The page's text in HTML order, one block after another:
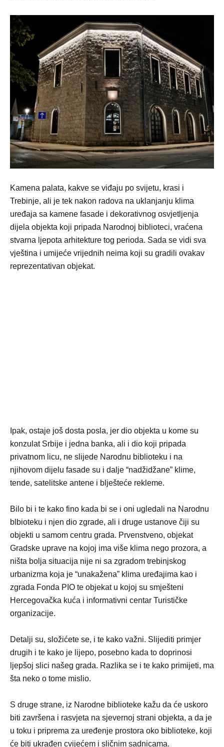
Kamena palata, kakve se viđaju po svijetu, krasi i
Trebinje, ali je tek nakon radova na uklanjanju klima
uređaja sa kamene fasade i dekorativnog osvjetljenja
dijela objekta koji pripada Narodnoj biblioteci, vraćena
stvarna ljepota arhitekture tog perioda. Sada se vidi sva
vještina i umijeće vrijednih neima koji su gradili ovakav
reprezentativan objekat.
Ipak, ostaje još dosta posla, jer dio objekta u kome su
konzulat Srbije i jedna banka, ali i dio koji pripada
privatnom licu, ne slijede Narodnu biblioteku i na
njihovom dijelu fasade su i dalje “nadžidžane” klime,
tende, satelitske antene i blješteće rekleme.
Bilo bi i te kako fino kada bi se i oni ugledali na Narodnu
blbioteku i njen dio zgrade, ali i druge ustanove čiji su
objekti u samom centru grada. Prvenstveno, objekat
Gradske uprave na kojoj ima više klima nego prozora, a
ništa bolja situacija nije ni sa zgradom trebinjskog
urbanizma koja je “unakažena” klima uređajima kao i
zgrada Fonda PIO te objekat u kojoj su smješteni
Hercegovačka kuća i informativni centar Turističke
organizacije.
Detalji su, složićete se, i te kako važni. Slijediti primjer
drugih i te kako je lijepo, posebno kada to doprinosi
ljepšoj slici našeg grada. Razlika se i te kako primijeti, ma
šta neko o tome mislio.
S druge strane, iz Narodne biblioteke kažu da će uskoro
biti završena i rasvjeta na sjevernoj strani objekta, a da je
u toku i priprema za uređenje prostora oko biblioteke, koji
će biti ukrađen cvijećem i sličnim sadnicama.